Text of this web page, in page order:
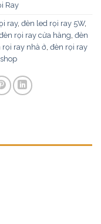
Ray
ray, đèn led rọi ray 5W,
rọi ray cửa hàng, đèn
rọi ray nhà ở, đèn rọi ray